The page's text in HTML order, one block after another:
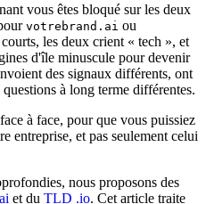
vous êtes bloqué sur les deux
votrebrand.ai ou
les deux crient « tech », et
d'île minuscule pour devenir
des signaux différents, ont
à long terme différentes.
à face, pour que vous puissiez
entreprise, et pas seulement celui
nous proposons des
et du TLD .io. Cet article traite